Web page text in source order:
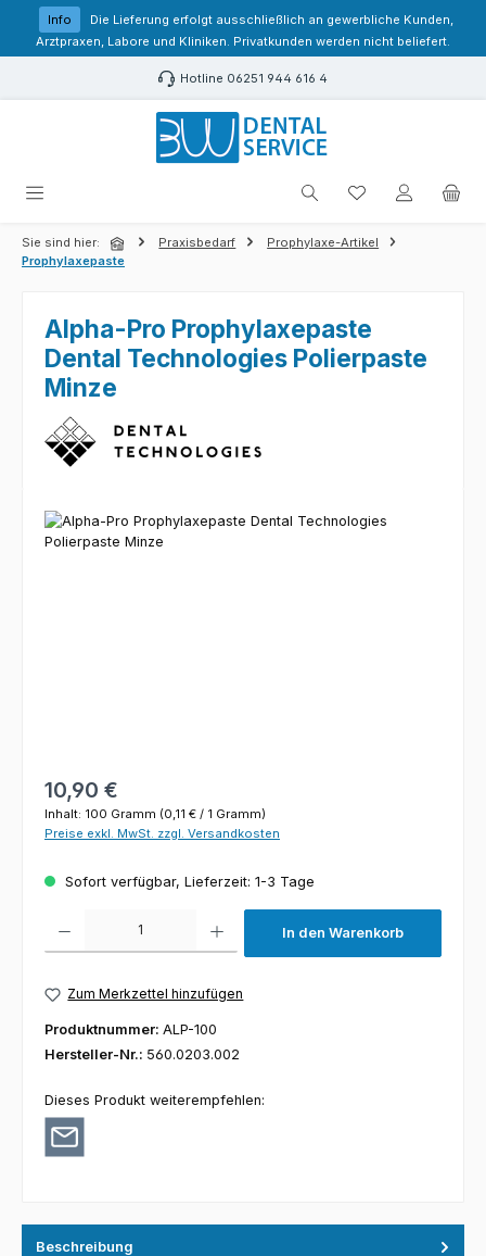
Zum Hauptinhalt springen
Info
Die Lieferung erfolgt ausschließlich an gewerbliche Kunden,
Arztpraxen, Labore und Kliniken. Privatkunden werden nicht beliefert.
Hotline 06251 944 616 4
Du hast 0
Sie sind hier: Praxisbedarf
Prophylaxe-Artikel
Prophylaxepaste
Alpha-Pro Prophylaxepaste
Dental Technologies Polierpaste
Minze
Bildergalerie überspringen
Regulärer Preis:
10,90 €
Inhalt: 100 Gramm (0,11 € / 1 Gramm)
Preise exkl. MwSt. zzgl. Versandkosten
Sofort verfügbar, Lieferzeit: 1-3 Tage
Produkt Anzahl: Gib den gewünschten Wert ein oder benutze die
In den Warenkorb
Zum Merkzettel hinzufügen
Produktnummer: ALP-100
Hersteller-Nr.: 560.0203.002
Dieses Produkt weiterempfehlen:
Beschreibung